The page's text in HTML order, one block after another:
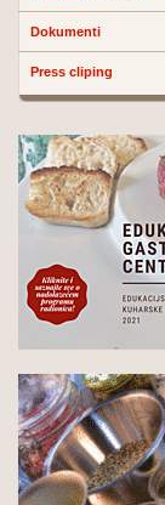
Dokumenti
Press cliping